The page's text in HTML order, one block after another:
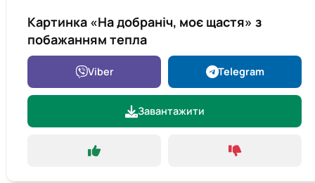
Картинка «На добраніч, моє щастя» з
побажанням тепла
Viber Telegram
Завантажити